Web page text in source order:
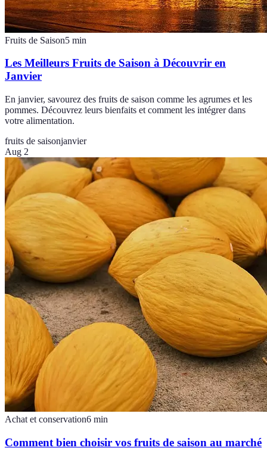
Fruits de Saison5 min
Les Meilleurs Fruits de Saison à Découvrir en
Janvier
En janvier, savourez des fruits de saison comme les agrumes et les
pommes. Découvrez leurs bienfaits et comment les intégrer dans
votre alimentation.
fruits de saisonjanvier
Aug 2
Achat et conservation6 min
Comment bien choisir vos fruits de saison au marché